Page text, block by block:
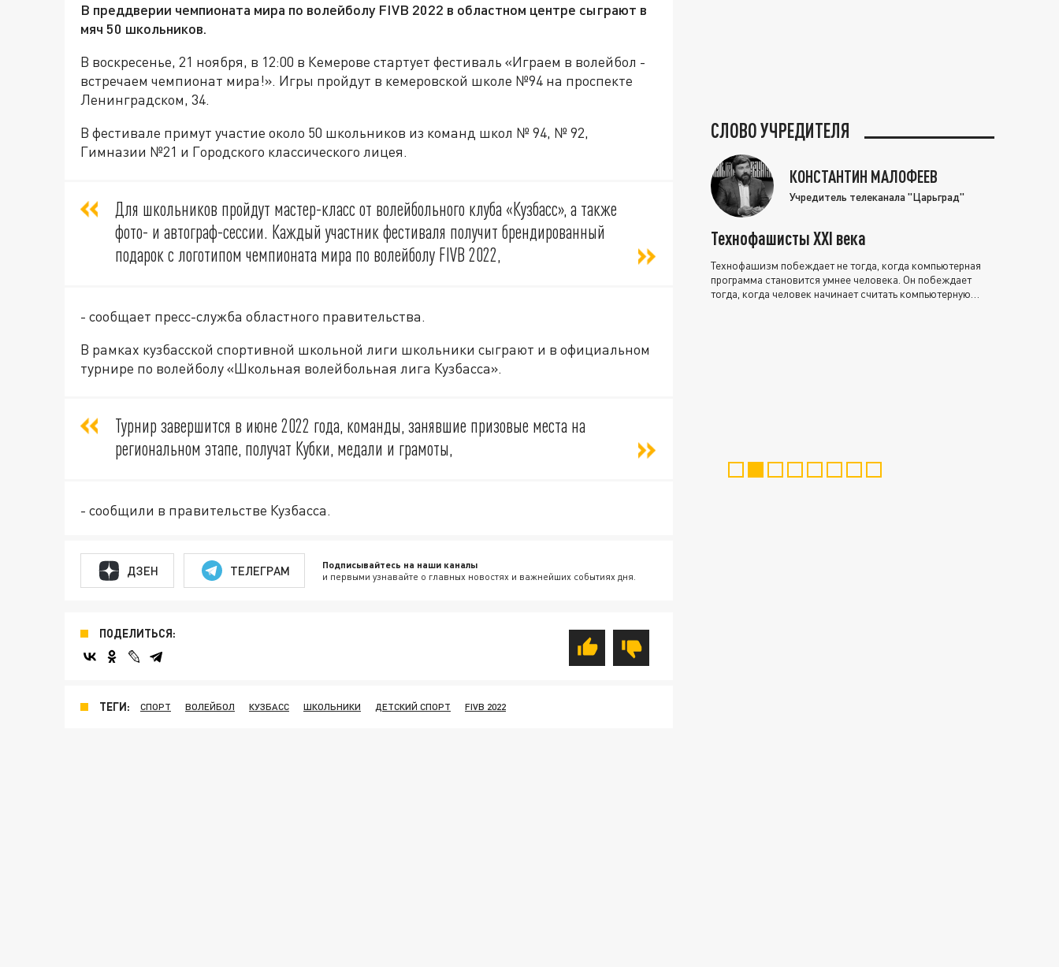
В преддверии чемпионата мира по волейболу FIVB 2022 в областном центре сыграют в
мяч 50 школьников.
В воскресенье, 21 ноября, в 12:00 в Кемерове стартует фестиваль «Играем в волейбол -
встречаем чемпионат мира!». Игры пройдут в кемеровской школе №94 на проспекте
Ленинградском, 34.
В фестивале примут участие около 50 школьников из команд школ № 94, № 92,
Гимназии №21 и Городского классического лицея.
Для школьников пройдут мастер-класс от волейбольного клуба «Кузбасс», а также
фото- и автограф-сессии. Каждый участник фестиваля получит брендированный
подарок с логотипом чемпионата мира по волейболу FIVB 2022,
- сообщает пресс-служба областного правительства.
В рамках кузбасской спортивной школьной лиги школьники сыграют и в официальном
турнире по волейболу «Школьная волейбольная лига Кузбасса».
Турнир завершится в июне 2022 года, команды, занявшие призовые места на
региональном этапе, получат Кубки, медали и грамоты,
- сообщили в правительстве Кузбасса.
ДЗЕН ТЕЛЕГРАМ Подписывайтесь на наши каналы
и первыми узнавайте о главных новостях и важнейших событиях дня.
ПОДЕЛИТЬСЯ:
ТЕГИ: СПОРТ ВОЛЕЙБОЛ КУЗБАСС ШКОЛЬНИКИ ДЕТСКИЙ СПОРТ FIVB 2022
СЛОВО УЧРЕДИТЕЛЯ
КОНСТАНТИН МАЛОФЕЕВ
Учредитель телеканала "Царьград"
Технофашисты XXI века
Технофашизм побеждает не тогда, когда компьютерная
программа становится умнее человека. Он побеждает
тогда, когда человек начинает считать компьютерную